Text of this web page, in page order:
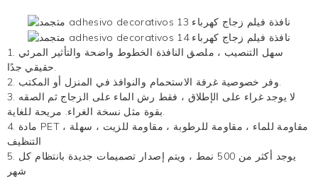
1. سهل التنصيب ، ملصق النافذة الخطوط واضحة والتأثير المرئي
حقيقي جدًا.
2. وفر خصوصية غرفة الاستحمام والنوافذ في المنزل أو المكتب.
3. لا يوجد غراء على الإطلاق ، فقط رش الماء على الزجاج ثم الصقه
بقوة مثل نسخة الغراء. مريحة للغاية.
4. مادة PET ، مقاومة للماء ، مقاومة للرطوبة ، مقاومة للزيت ، سهلة
التنظيف
5. يوجد أكثر من 500 نمط ، ويتم إصدار تصميمات جديدة بانتظام كل
شهر